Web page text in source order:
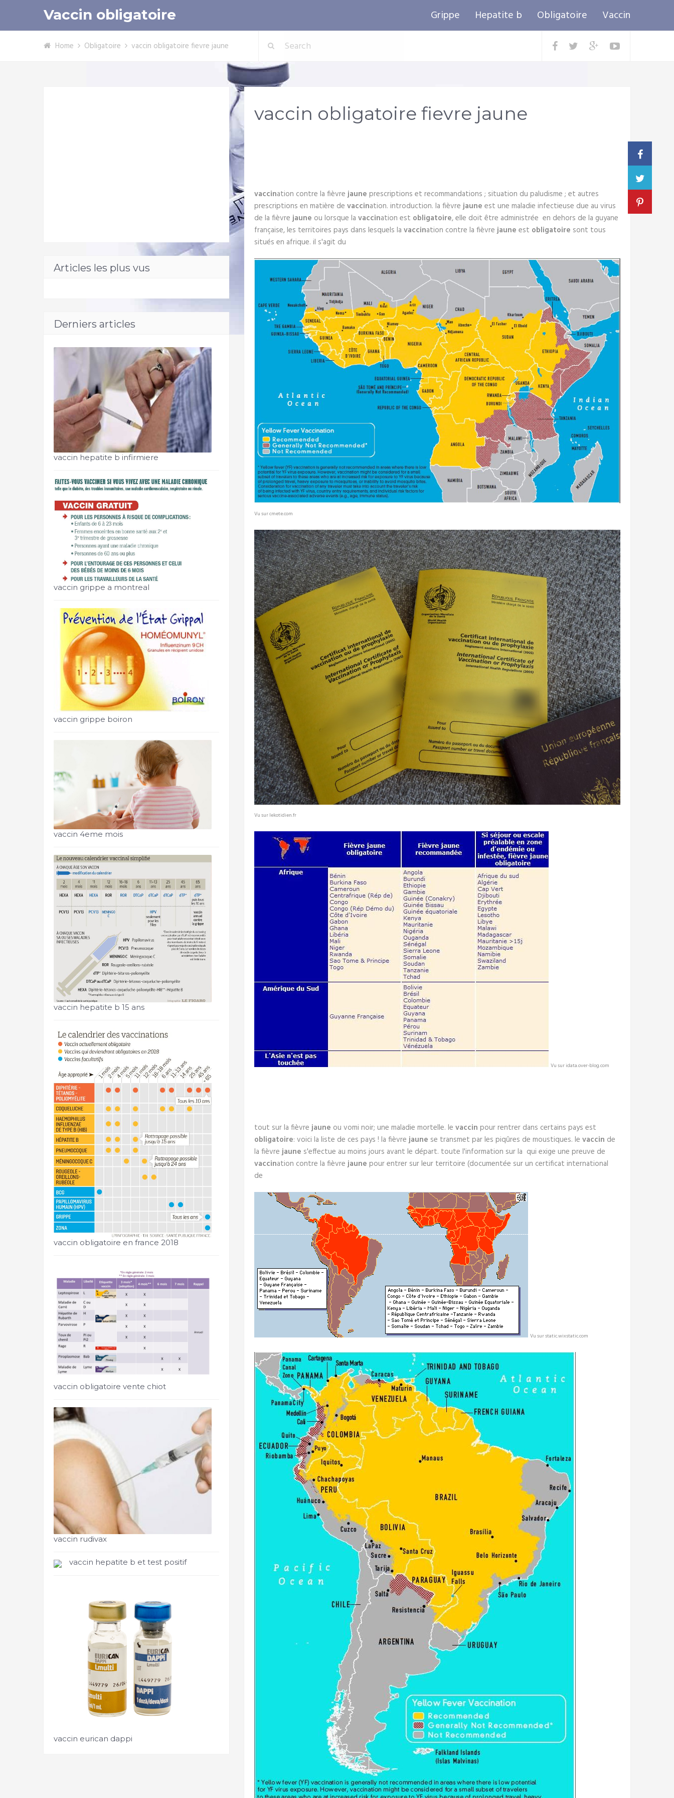
Vaccin obligatoire Grippe Hepatite b Obligatoire Vaccin
Home Obligatoire vaccin obligatoire fievre jaune
vaccin obligatoire fievre jaune
vaccination contre la fièvrejaune prescriptions et recommandations ; situation du paludisme ; et autres
prescriptions en matière de vaccination. introduction. la fièvrejaune est une maladie infectieuse due au virus
de la fièvrejaune ou lorsque la vaccination est obligatoire, elle doit être administrée en dehors de la guyane
française, les territoires pays dans lesquels la vaccination contre la fièvrejaune est obligatoire sont tous
situés en afrique. il s'agit du
Vu sur cmete.com
Vu sur lekotidien.fr
Vu sur idata.over-blog.com
tout sur la fièvrejaune ou vomi noir; une maladie mortelle. le vaccin pour rentrer dans certains pays est
obligatoire: voici la liste de ces pays ! la fièvrejaune se transmet par les piqûres de moustiques. le vaccin de
la fièvrejaune s'effectue au moins jours avant le départ. toute l'information sur la qui exige une preuve de
vaccination contre la fièvrejaune pour entrer sur leur territoire (documentée sur un certificat international
de
Vu sur static.wixstatic.com
Articles les plus vus
Derniers articles
vaccin hepatite b infirmiere
vaccin grippe a montreal
vaccin grippe boiron
vaccin 4eme mois
vaccin hepatite b 15 ans
vaccin obligatoire en france 2018
vaccin obligatoire vente chiot
vaccin rudivax
vaccin hepatite b et test positif
vaccin eurican dappi